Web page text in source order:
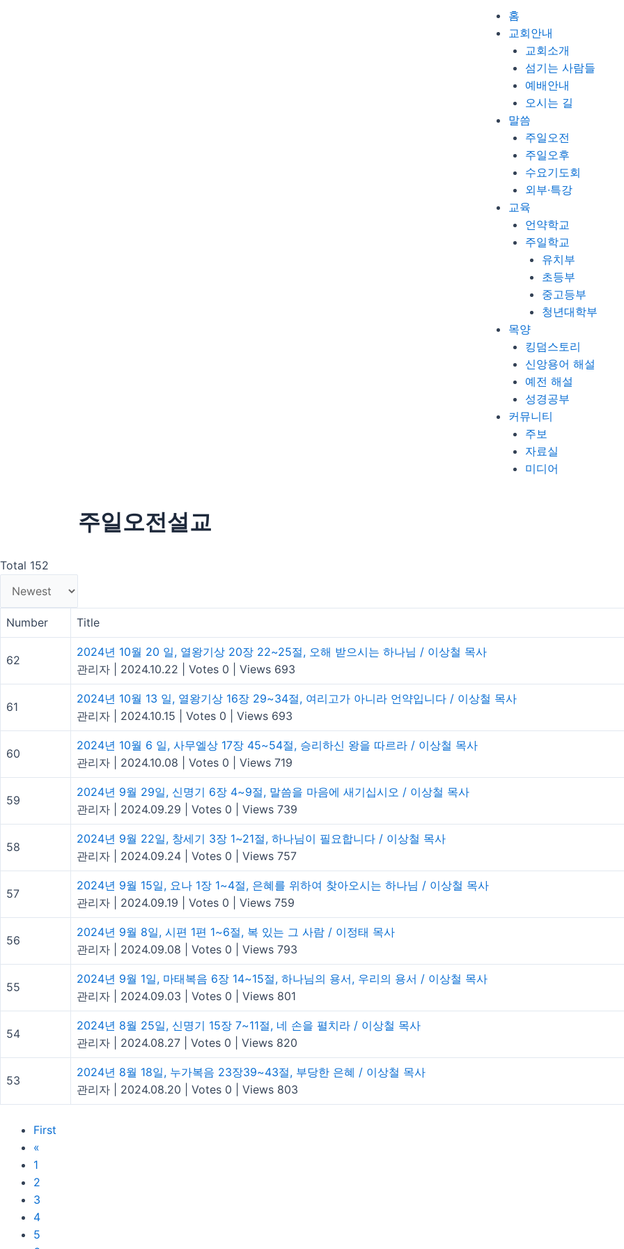
Menu
홈
교회안내
교회소개
섬기는 사람들
예배안내
오시는 길
말씀
주일오전
주일오후
수요기도회
외부·특강
교육
언약학교
주일학교
유치부
초등부
중고등부
청년대학부
목양
킹덤스토리
신앙용어 해설
예전 해설
성경공부
커뮤니티
주보
자료실
미디어
주일오전설교
Total 152
Number Title
62
2024년 10월 20 일, 열왕기상 20장 22~25절, 오해 받으시는 하나님 / 이상철 목사
관리자
2024.10.22 Votes 0 Views 693
61
2024년 10월 13 일, 열왕기상 16장 29~34절, 여리고가 아니라 언약입니다 / 이상철 목사
관리자
2024.10.15 Votes 0 Views 693
60
2024년 10월 6 일, 사무엘상 17장 45~54절, 승리하신 왕을 따르라 / 이상철 목사
관리자
2024.10.08 Votes 0 Views 719
59
2024년 9월 29일, 신명기 6장 4~9절, 말씀을 마음에 새기십시오 / 이상철 목사
관리자
2024.09.29 Votes 0 Views 739
58
2024년 9월 22일, 창세기 3장 1~21절, 하나님이 필요합니다 / 이상철 목사
관리자
2024.09.24 Votes 0 Views 757
57
2024년 9월 15일, 요나 1장 1~4절, 은혜를 위하여 찾아오시는 하나님 / 이상철 목사
관리자
2024.09.19 Votes 0 Views 759
56
2024년 9월 8일, 시편 1편 1~6절, 복 있는 그 사람 / 이정태 목사
관리자
2024.09.08 Votes 0 Views 793
55
2024년 9월 1일, 마태복음 6장 14~15절, 하나님의 용서, 우리의 용서 / 이상철 목사
관리자
2024.09.03 Votes 0 Views 801
54
2024년 8월 25일, 신명기 15장 7~11절, 네 손을 펼치라 / 이상철 목사
관리자
2024.08.27 Votes 0 Views 820
53
2024년 8월 18일, 누가복음 23장39~43절, 부당한 은혜 / 이상철 목사
관리자
2024.08.20 Votes 0 Views 803
First
«
1
2
3
4
5